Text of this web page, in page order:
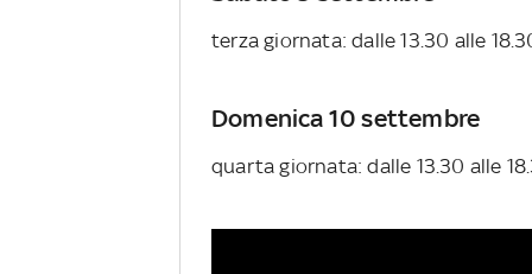
terza giornata: dalle 13.30 alle
Domenica 10 settembre
quarta giornata: dalle 13.30 alle